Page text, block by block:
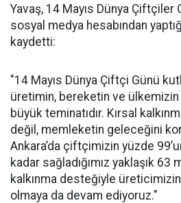
Yavaş, 14 Mayıs Dünya Çiftçiler
sosyal medya hesabından
kaydetti:
"14 Mayıs Dünya Çiftçi Günü
üretimin, bereketin ve ülkemizin
büyük teminatıdır. Kırsal
değil, memleketin geleceğini
Ankara’da çiftçimizin yüzde
kadar sağladığımız yaklaşık 63
kalkınma desteğiyle üreticimizin
olmaya da devam ediyoruz."